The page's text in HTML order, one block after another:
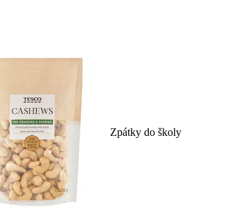
Zpátky do školy